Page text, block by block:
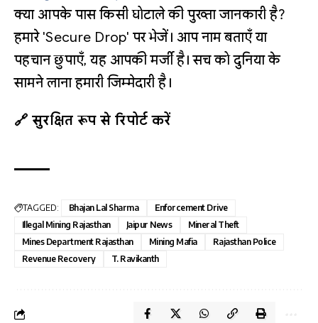
क्या आपके पास किसी घोटाले की पुख्ता जानकारी है?
हमारे 'Secure Drop' पर भेजें। आप नाम बताएँ या
पहचान छुपाएँ, यह आपकी मर्जी है। सच को दुनिया के
सामने लाना हमारी जिम्मेदारी है।
🔗 सुरक्षित रूप से रिपोर्ट करें
TAGGED: Bhajan Lal Sharma
Enforcement Drive
Illegal Mining Rajasthan
Jaipur News
Mineral Theft
Mines Department Rajasthan
Mining Mafia
Rajasthan Police
Revenue Recovery
T. Ravikanth